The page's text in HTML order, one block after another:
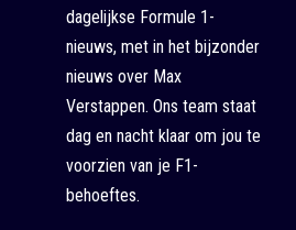
dagelijkse Formule 1-
nieuws, met in het bijzonder
nieuws over Max
Verstappen. Ons team staat
dag en nacht klaar om jou te
voorzien van je F1-
behoeftes.